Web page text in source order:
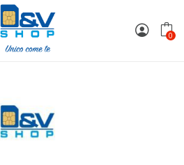
0
32888777X8 Da Attivare